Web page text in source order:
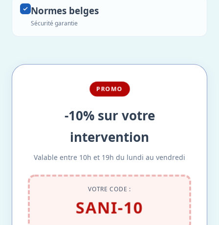
Normes belges
Sécurité garantie
PROMO
-10% sur votre
intervention
Valable entre 10h et 19h du lundi au vendredi
VOTRE CODE :
SANI-10